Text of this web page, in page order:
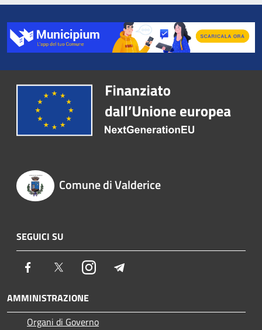
Comune di Valderice
SEGUICI SU
Facebook TwitterInstagram
AMMINISTRAZIONE
Organi di Governo